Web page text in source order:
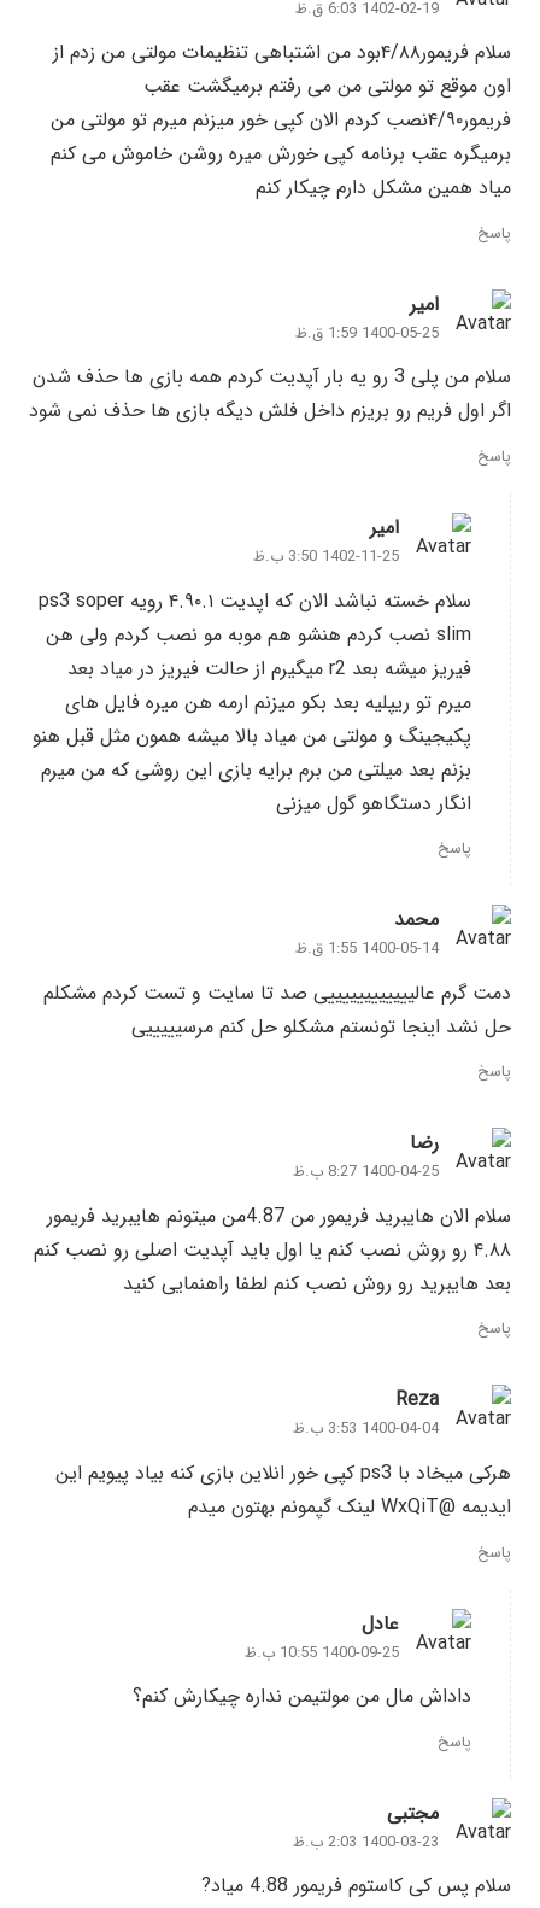
1402-02-19 6:03 ق.ظ
سلام فریمور۴/۸۸بود من اشتباهی تنظیمات مولتی من زدم از
اون موقع تو مولتی من می رفتم برمیگشت عقب
فریمور۴/۹۰نصب کردم الان کپی خور میزنم میرم تو مولتی من
برمیگره عقب برنامه کپی خورش میره روشن خاموش می کنم
میاد همین مشکل دارم چیکار کنم
پاسخ
امیر
1400-05-25 1:59 ق.ظ
سلام من پلی 3 رو یه بار آپدیت کردم همه بازی ها حذف شدن
اگر اول فریم رو بریزم داخل فلش دیگه بازی ها حذف نمی شود
پاسخ
امیر
1402-11-25 3:50 ب.ظ
سلام خسته نباشد الان که اپدیت ۴.۹۰.۱ رویه ps3 soper
slim نصب کردم هنشو هم موبه مو نصب کردم ولی هن
فیریز میشه بعد r2 میگیرم از حالت فیریز در میاد بعد
میرم تو ریپلیه بعد بکو میزنم ارمه هن میره فایل های
پکیجینگ و مولتی من میاد بالا میشه همون مثل قبل هنو
بزنم بعد میلتی من برم برایه بازی این روشی که من میرم
انگار دستگاهو گول میزنی
پاسخ
محمد
1400-05-14 1:55 ق.ظ
دمت گرم عالییییییییییییی صد تا سایت و تست کردم مشکلم
حل نشد اینجا تونستم مشکلو حل کنم مرسیییییی
پاسخ
رضا
1400-04-25 8:27 ب.ظ
سلام الان هایبرید فریمور من 4.87من میتونم هایبرید فریمور
۴.۸۸ رو روش نصب کنم یا اول باید آپدیت اصلی رو نصب کنم
بعد هایبرید رو روش نصب کنم لطفا راهنمایی کنید
پاسخ
Reza
1400-04-04 3:53 ب.ظ
هرکی میخاد با ps3 کپی خور انلاین بازی کنه بیاد پیویم این
ایدیمه @WxQiT لینک گپمونم بهتون میدم
پاسخ
عادل
1400-09-25 10:55 ب.ظ
داداش مال من مولتیمن نداره چیکارش کنم؟
پاسخ
مجتبی
1400-03-23 2:03 ب.ظ
سلام پس کی کاستوم فریمور 4.88 میاد?